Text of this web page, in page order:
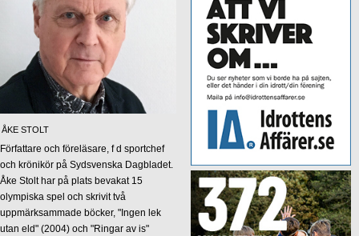
ÅKE STOLT
Författare och föreläsare, f d sportchef
och krönikör på Sydsvenska Dagbladet.
Åke Stolt har på plats bevakat 15
olympiska spel och skrivit två
uppmärksammade böcker, "Ingen lek
utan eld" (2004) och "Ringar av is"